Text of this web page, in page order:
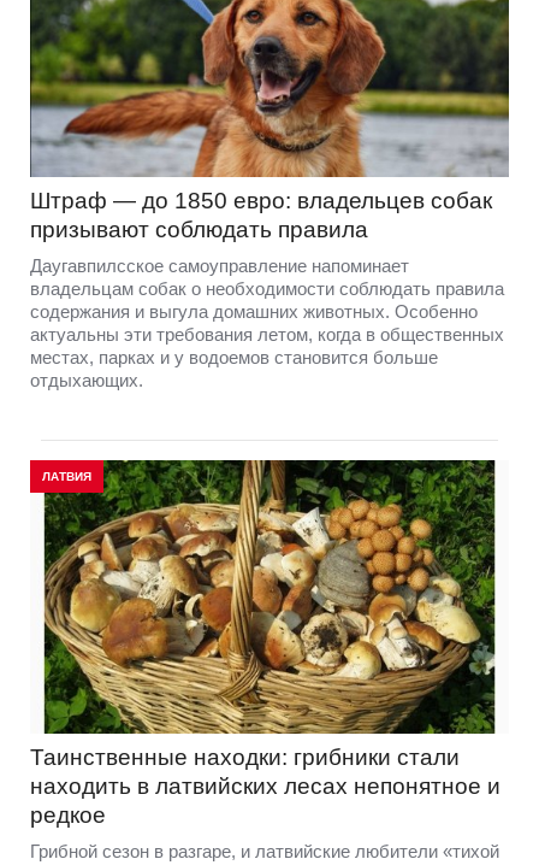
Штраф — до 1850 евро: владельцев собак
призывают соблюдать правила
Даугавпилсское самоуправление напоминает
владельцам собак о необходимости соблюдать правила
содержания и выгула домашних животных. Особенно
актуальны эти требования летом, когда в общественных
местах, парках и у водоемов становится больше
отдыхающих.
ЛАТВИЯ
Таинственные находки: грибники стали
находить в латвийских лесах непонятное и
редкое
Грибной сезон в разгаре, и латвийские любители «тихой